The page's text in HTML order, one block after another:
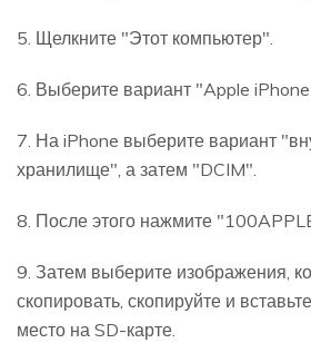
5. Щелкните "Этот компьютер".
6. Выберите вариант "Apple
7. На iPhone выберите вариант
хранилище", а затем "DCIM".
8. После этого нажмите
9. Затем выберите изображения,
скопировать, скопируйте и
место на SD-карте.